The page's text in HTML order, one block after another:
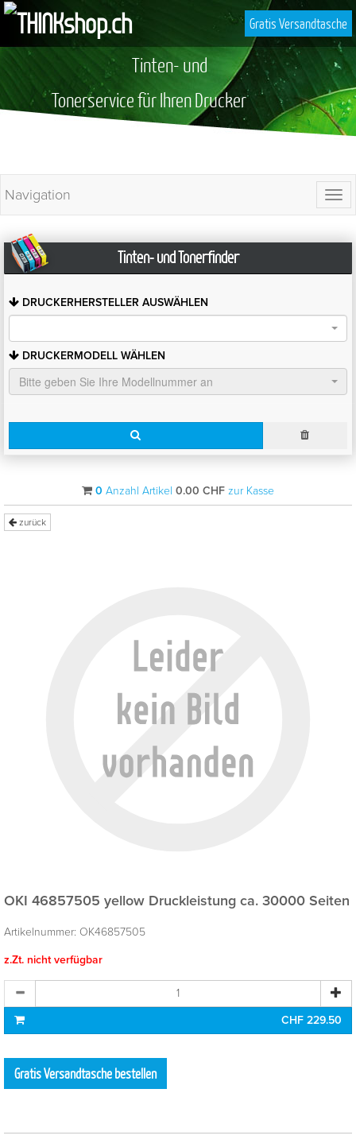
Gratis Versandtasche
Tinten- und
Tonerservice für Ihren Drucker
Navigation
Tinten- und Tonerfinder
DRUCKERHERSTELLER AUSWÄHLEN
DRUCKERMODELL WÄHLEN
Bitte geben Sie Ihre Modellnummer an
0 Anzahl Artikel 0.00 CHF zur Kasse
zurück
OKI 46857505 yellow Druckleistung ca. 30000 Seiten
Artikelnummer: OK46857505
z.Zt. nicht verfügbar
CHF 229.50
Gratis Versandtasche bestellen